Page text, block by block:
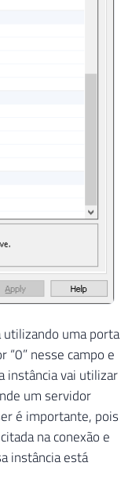
utilizando uma porta
“0” nesse campo e
instância vai utilizar
um servidor
é importante, pois
na conexão e
instância está